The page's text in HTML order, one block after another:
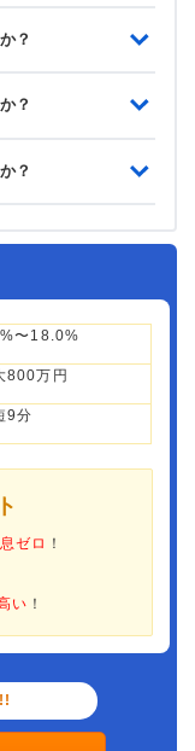
？
？
？
〜18.0%
800万円
9分
ゼロ ！
い ！